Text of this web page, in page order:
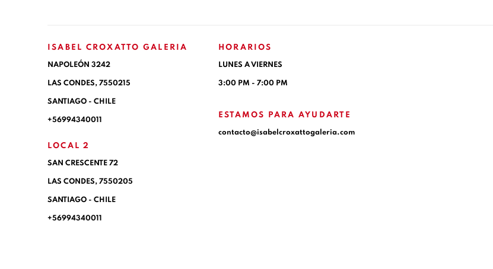
ISABEL CROXATTO GALERIA
NAPOLEÓN 3242
LAS CONDES, 7550215
SANTIAGO - CHILE
+56994340011
LOCAL 2
SAN CRESCENTE 72
LAS CONDES, 7550205
SANTIAGO - CHILE
+56994340011
HORARIOS
LUNES A VIERNES
3:00 PM - 7:00 PM
ESTAMOS PARA AYUDARTE
contacto@isabelcroxattogaleria.com